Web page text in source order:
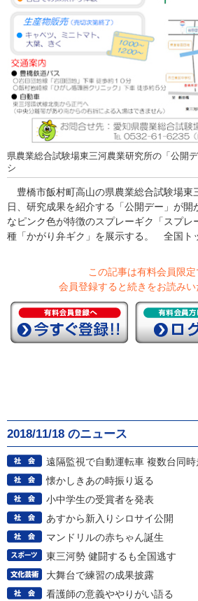
県農業総合試験場東三河農業研究所の「公開
シ
豊橋市飯村町高山の県農業総合試験場東
日、研究成果を紹介する「公開デー」が
なピンク色が特徴のスプレーギク「スプレ
種「かがり弁ギク」を展示する。 全国ト
この記事は有料会員限定
会員登録すると続きをお読みい
2018/11/18 のニュース
遠隔監視で自動運転車 複数台同時
懐かしきあの時振り返る
小中学生の受賞者を発表
あすから新入りシロサイ公開
マンドリルの赤ちゃん誕生
東三河勢 健闘するも全国逃す
大舞台で練習の成果披露
看護師の意義ややりがい語る